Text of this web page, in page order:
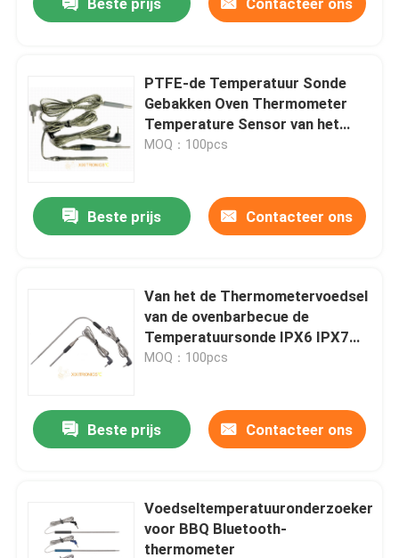
Beste prijs Contacteer ons
PTFE-de Temperatuur Sonde
Gebakken Oven Thermometer
Temperature Sensor van het
Kabelvoedsel mff-8 Reeksen
MOQ：100pcs
Beste prijs Contacteer ons
Van het de Thermometervoedsel
van de ovenbarbecue de
Temperatuursonde IPX6 IPX7
mff-3601 Reeksen
MOQ：100pcs
Beste prijs Contacteer ons
Voedseltemperatuuronderzoeker
voor BBQ Bluetooth-
thermometer